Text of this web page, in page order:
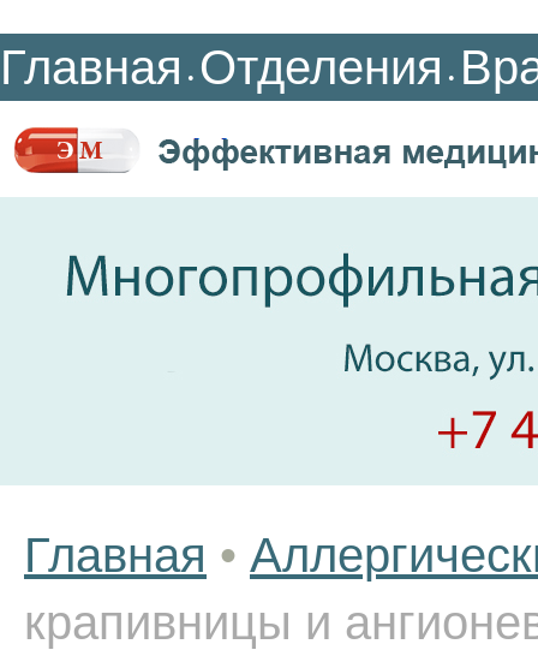
Главная • Отделения •
Главная •
крапивницы и